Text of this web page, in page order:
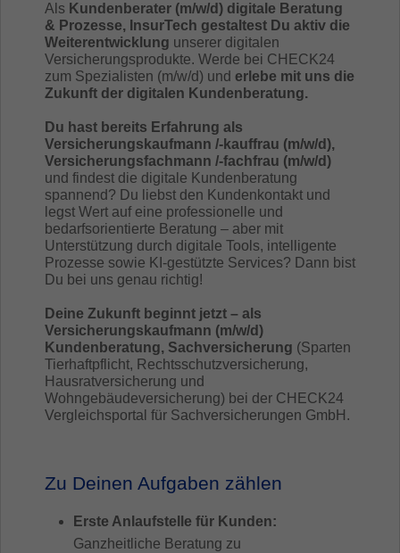
Als Kundenberater (m/w/d) digitale Beratung
& Prozesse, InsurTech gestaltest Du aktiv die
Weiterentwicklung unserer digitalen
Versicherungsprodukte. Werde bei CHECK24
zum Spezialisten (m/w/d) und erlebe mit uns die
Zukunft der digitalen Kundenberatung.
Du hast bereits Erfahrung als
Versicherungskaufmann /-kauffrau (m/w/d),
Versicherungsfachmann /-fachfrau (m/w/d)
und findest die digitale Kundenberatung
spannend? Du liebst den Kundenkontakt und
legst Wert auf eine professionelle und
bedarfsorientierte Beratung – aber mit
Unterstützung durch digitale Tools, intelligente
Prozesse sowie KI-gestützte Services? Dann bist
Du bei uns genau richtig!
Deine Zukunft beginnt jetzt – als
Versicherungskaufmann (m/w/d)
Kundenberatung, Sachversicherung (Sparten
Tierhaftpflicht, Rechtsschutzversicherung,
Hausratversicherung und
Wohngebäudeversicherung) bei der CHECK24
Vergleichsportal für Sachversicherungen GmbH.
Zu Deinen Aufgaben zählen
Erste Anlaufstelle für Kunden:
Ganzheitliche Beratung zu